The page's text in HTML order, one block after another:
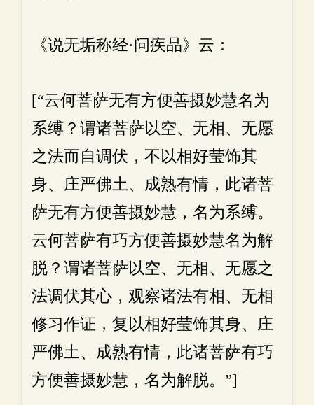
《说无垢称经·问疾品》云：
[“云何菩萨无有方便善摄妙慧名为
系缚？谓诸菩萨以空、无相、无愿
之法而自调伏，不以相好莹饰其
身、庄严佛土、成熟有情，此诸菩
萨无有方便善摄妙慧，名为系缚。
云何菩萨有巧方便善摄妙慧名为解
脱？谓诸菩萨以空、无相、无愿之
法调伏其心，观察诸法有相、无相
修习作证，复以相好莹饰其身、庄
严佛土、成熟有情，此诸菩萨有巧
方便善摄妙慧，名为解脱。”]